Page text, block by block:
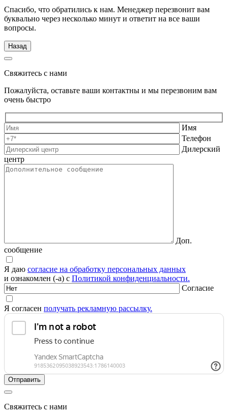
Спасибо, что обратились к нам. Менеджер перезвонит вам
буквально через несколько минут и ответит на все ваши
вопросы.
Назад
Свяжитесь с нами
Пожалуйста, оставьте ваши контактны и мы перезвоним вам
очень быстро
Имя
Телефон
Дилерский
центр
Доп.
сообщение
Я даю согласие на обработку персональных данных
и ознакомлен (-а) с Политикой конфиденциальности.
Согласие
Я согласен получать рекламную рассылку.
Свяжитесь с нами